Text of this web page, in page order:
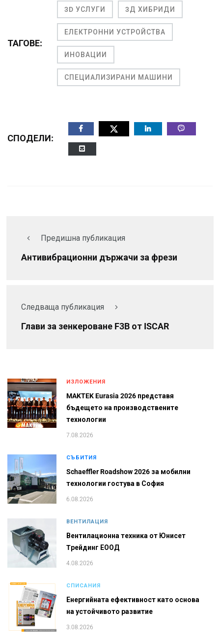
ТАГОВЕ:
3D УСЛУГИ 3Д ХИБРИДИ
ЕЛЕКТРОННИ УСТРОЙСТВА
ИНОВАЦИИ
СПЕЦИАЛИЗИРАНИ МАШИНИ
СПОДЕЛИ:
Предишна публикация
Антивибрационни държачи за фрези
Следваща публикация
Глави за зенкероване F3B от ISCAR
ИЗЛОЖЕНИЯ
MAKTEK Eurasia 2026 представя
бъдещето на производствените
технологии
7.08.2026
СЪБИТИЯ
Schaeffler Roadshow 2026 за мобилни
технологии гостува в София
6.08.2026
ВЕНТИЛАЦИЯ
Вентилационна техника от Юнисет
Tрейдинг ЕООД
4.08.2026
СПИСАНИЯ
Енергийната ефективност като основа
на устойчивото развитие
3.08.2026